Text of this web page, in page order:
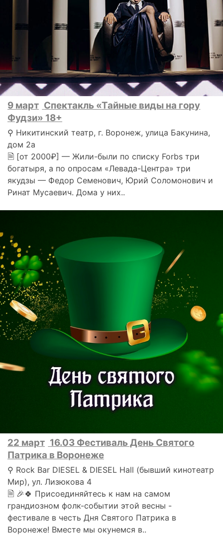
9 март Спектакль «Тайные виды на гору
Фудзи» 18+
⚲ Никитинский театр, г. Воронеж, улица Бакунина,
дом 2а
🗎 [от 2000₽] — Жили-были по списку Forbs три
богатыря, а по опросам «Левада-Центра» три
якудзы — Федор Семенович, Юрий Соломонович и
Ринат Мусаевич. Дома у них..
22 март 16.03 Фестиваль День Святого
Патрика в Воронеже
⚲ Rock Bar DIESEL & DIESEL Hall (бывший кинотеатр
Мир), ул. Лизюкова 4
🗎 🎉🍀 Присоединяйтесь к нам на самом
грандиозном фолк-событии этой весны -
фестивале в честь Дня Святого Патрика в
Воронеже! Вместе мы окунемся в..